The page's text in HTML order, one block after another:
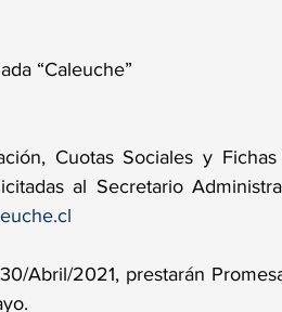
“Caleuche”
Cuotas Sociales y
al Secretario
Abril/2021, prestarán